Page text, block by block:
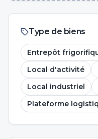
Type de biens
Entrepôt
Local d'activité
Local industriel
Plateforme